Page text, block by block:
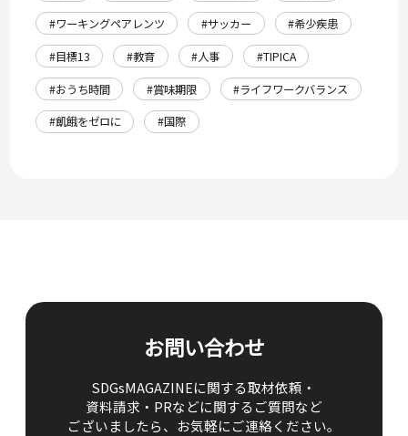
#ワーキングペアレンツ
#サッカー
#希少疾患
#目標13
#教育 #人事
#TIPICA
#おうち時間
#賞味期限
#ライフワークバランス
#飢餓をゼロに
#国際
お問い合わせ
SDGsMAGAZINEに関する取材依頼・
資料請求・PRなどに関するご質問など
ございましたら、 お気軽にご連絡ください。